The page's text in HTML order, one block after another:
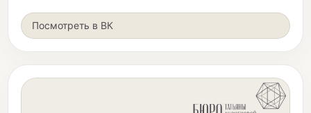
Посмотреть в ВК